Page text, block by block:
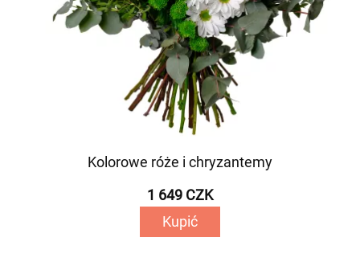
Kolorowe róże i chryzantemy
1 649 CZK
Kupić